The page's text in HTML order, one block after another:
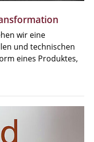
wir eine
und technischen
eines Produktes,